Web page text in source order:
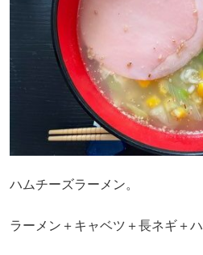
ハムチーズラーメン。
ラーメン＋キャベツ＋長ネギ＋